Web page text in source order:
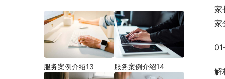
家
家
解
服务案例介绍13 服务案例介绍14